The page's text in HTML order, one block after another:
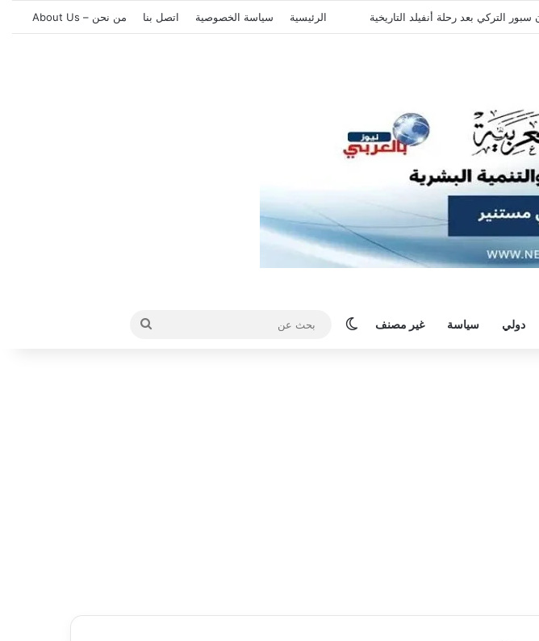
التركي بعد رحلة أنفيلد التاريخية الرئيسية سياسة الخصوصية اتصل بنا من نحن – About Us
دولي سياسة غير مصنف الوضع المظلم
بحث